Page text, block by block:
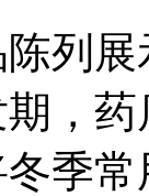
展
，
季